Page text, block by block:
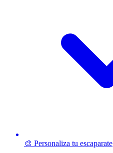
🎨 Personaliza tu escaparate